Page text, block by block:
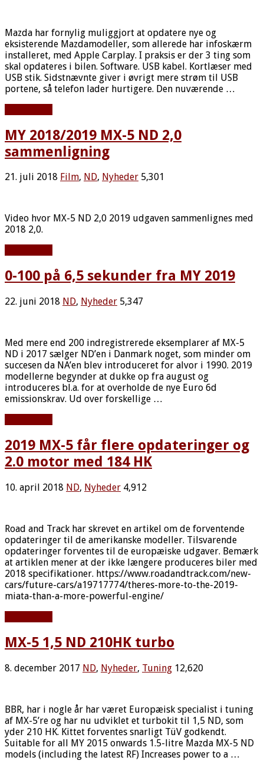
Mazda har fornylig muliggjort at opdatere nye og
eksisterende Mazdamodeller, som allerede har infoskærm
installeret, med Apple Carplay. I praksis er der 3 ting som
skal opdateres i bilen. Software. USB kabel. Kortlæser med
USB stik. Sidstnævnte giver i øvrigt mere strøm til USB
portene, så telefon lader hurtigere. Den nuværende …
MY 2018/2019 MX-5 ND 2,0
sammenligning
21. juli 2018 Film, ND, Nyheder 5,301
Video hvor MX-5 ND 2,0 2019 udgaven sammenlignes med
2018 2,0.
0-100 på 6,5 sekunder fra MY 2019
22. juni 2018 ND, Nyheder 5,347
Med mere end 200 indregistrerede eksemplarer af MX-5
ND i 2017 sælger ND’en i Danmark noget, som minder om
succesen da NA’en blev introduceret for alvor i 1990. 2019
modellerne begynder at dukke op fra august og
introduceres bl.a. for at overholde de nye Euro 6d
emissionskrav. Ud over forskellige …
2019 MX-5 får flere opdateringer og
2.0 motor med 184 HK
10. april 2018 ND, Nyheder 4,912
Road and Track har skrevet en artikel om de forventende
opdateringer til de amerikanske modeller. Tilsvarende
opdateringer forventes til de europæiske udgaver. Bemærk
at artiklen mener at der ikke længere produceres biler med
2018 specifikationer. https://www.roadandtrack.com/new-
cars/future-cars/a19717774/theres-more-to-the-2019-
miata-than-a-more-powerful-engine/
MX-5 1,5 ND 210HK turbo
8. december 2017 ND, Nyheder, Tuning 12,620
BBR, har i nogle år har været Europæisk specialist i tuning
af MX-5’re og har nu udviklet et turbokit til 1,5 ND, som
yder 210 HK. Kittet forventes snarligt TüV godkendt.
Suitable for all MY 2015 onwards 1.5-litre Mazda MX-5 ND
models (including the latest RF) Increases power to a …